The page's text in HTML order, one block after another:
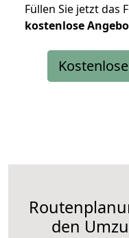
Füllen Sie jetzt das
kostenlose
den